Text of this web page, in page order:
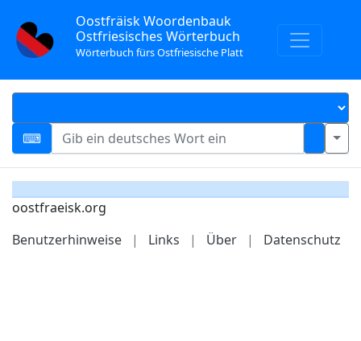
Oostfräisk Woordenbauk
Ostfriesisches Wörterbuch
Wörterbuch fürs Ostfriesische Platt
oostfraeisk.org
Benutzerhinweise
| Links | Über | Datenschutz